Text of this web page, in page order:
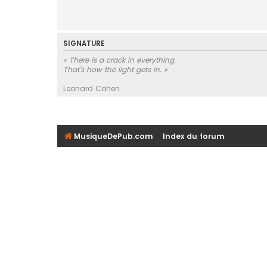
SIGNATURE
« There is a crack in everything.
That's how the light gets in. »
Leonard Cohen
MusiqueDePub.com Index du forum